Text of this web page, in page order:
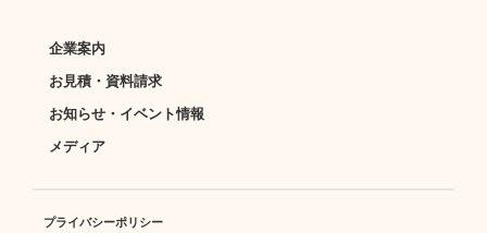
企業案内
お見積・資料請求
お知らせ・イベント情報
メディア
プライバシーポリシー